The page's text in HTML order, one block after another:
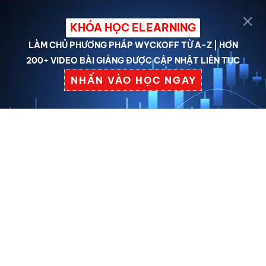
Thêm tiêu đề của bạn ở
đây KHÓA HỌC ELEARNING
LÀM CHỦ PHƯƠNG PHÁP WYCKOFF TỪ A-Z | HƠN
200+ VIDEO BÀI GIẢNG ĐƯỢC CẬP NHẬT LIÊN TỤC
NHẤN VÀO HỌC NGAY